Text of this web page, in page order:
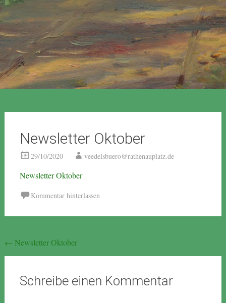
Newsletter Oktober
29/10/2020 veedelsbuero@rathenauplatz.de
Newsletter Oktober
Kommentar hinterlassen
Beitragsnavigation
← Newsletter Oktober
Schreibe einen Kommentar